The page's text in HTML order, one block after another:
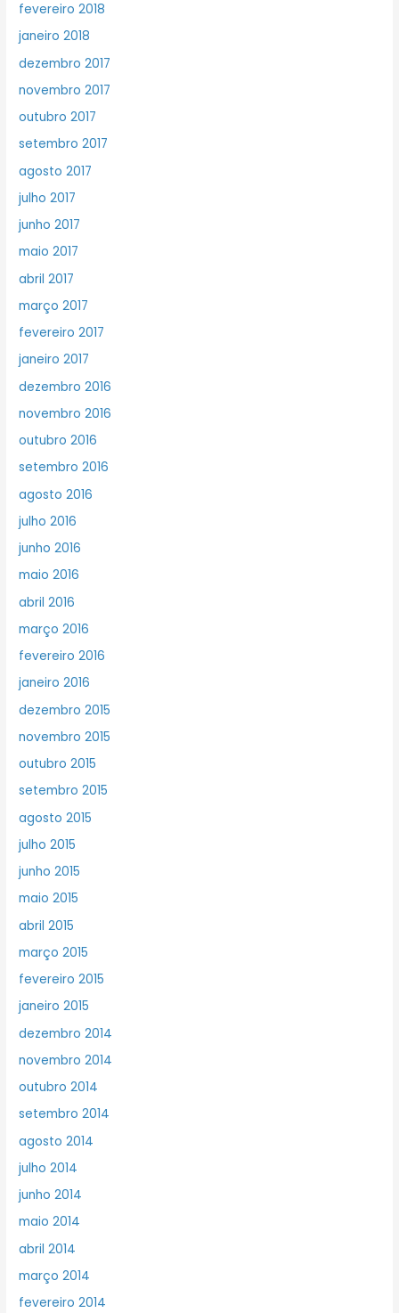
fevereiro 2018
janeiro 2018
dezembro 2017
novembro 2017
outubro 2017
setembro 2017
agosto 2017
julho 2017
junho 2017
maio 2017
abril 2017
março 2017
fevereiro 2017
janeiro 2017
dezembro 2016
novembro 2016
outubro 2016
setembro 2016
agosto 2016
julho 2016
junho 2016
maio 2016
abril 2016
março 2016
fevereiro 2016
janeiro 2016
dezembro 2015
novembro 2015
outubro 2015
setembro 2015
agosto 2015
julho 2015
junho 2015
maio 2015
abril 2015
março 2015
fevereiro 2015
janeiro 2015
dezembro 2014
novembro 2014
outubro 2014
setembro 2014
agosto 2014
julho 2014
junho 2014
maio 2014
abril 2014
março 2014
fevereiro 2014